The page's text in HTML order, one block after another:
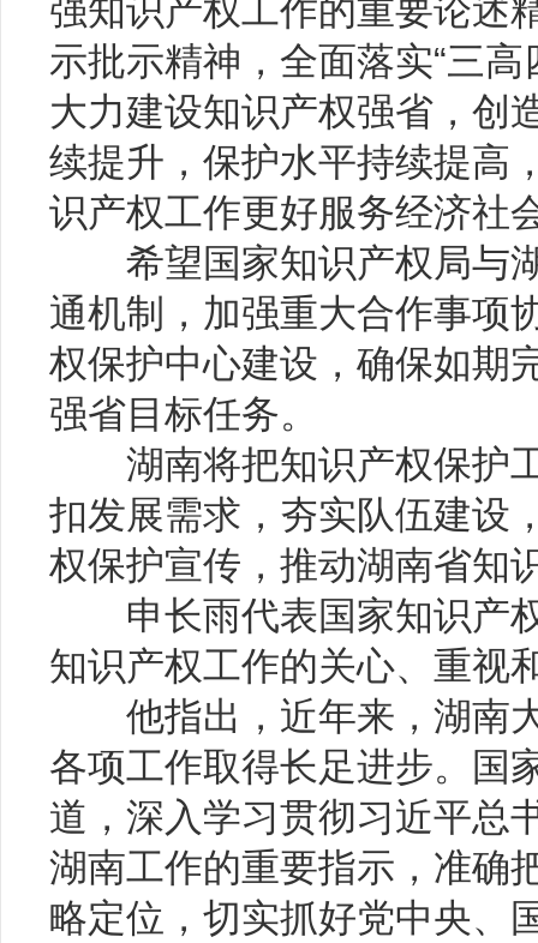
强知识产权工作的重要论述
示批示精神，全面落实“三
大力建设知识产权强省，创
续提升，保护水平持续提高
识产权工作更好服务经济社
希望国家知识产权局与
通机制，加强重大合作事项
权保护中心建设，确保如期
强省目标任务。
湖南将把知识产权保护
扣发展需求，夯实队伍建设
权保护宣传，推动湖南省知
申长雨代表国家知识产
知识产权工作的关心、重视
他指出，近年来，湖南
各项工作取得长足进步。国
道，深入学习贯彻习近平总
湖南工作的重要指示，准确
略定位，切实抓好党中央、